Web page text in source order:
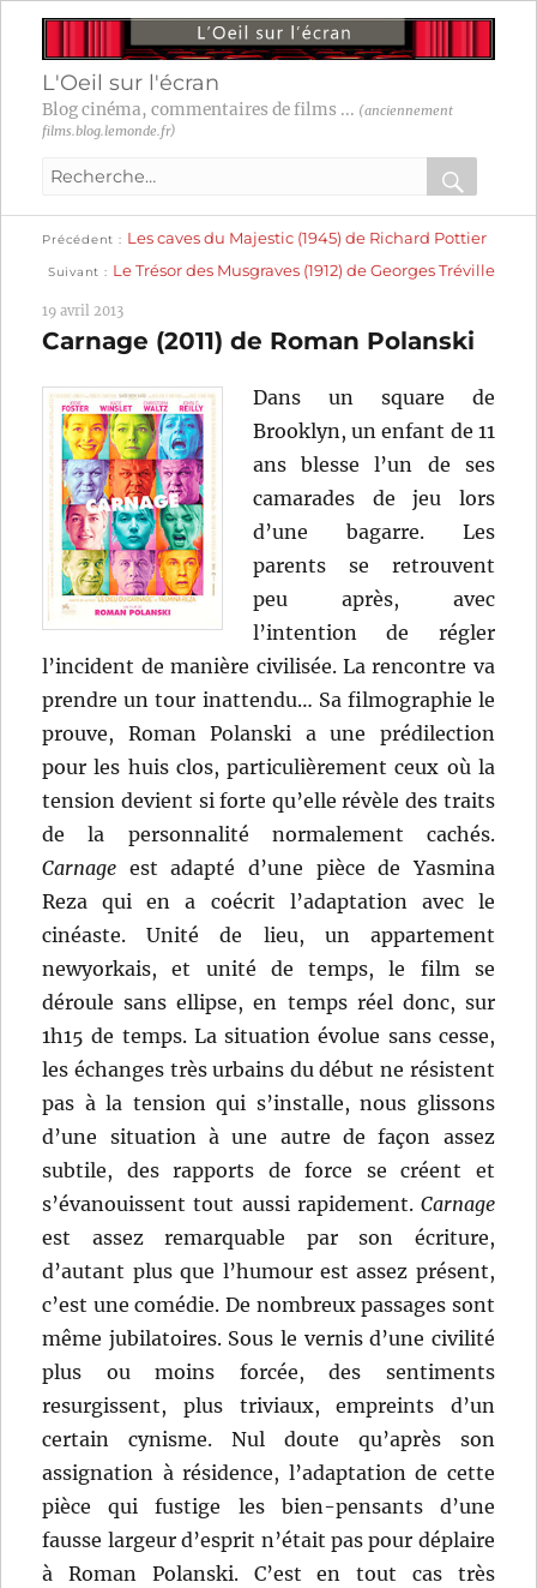
L'Oeil sur l'écran
Blog cinéma, commentaires de films ... (anciennement
films.blog.lemonde.fr)
Recherche
:
OK
Navigation
l’article
Précédent
précédente :
Les caves du Majestic (1945) de Richard Pottier
Suivant
suivante :
Le Trésor des Musgraves (1912) de Georges Tréville
19 avril 2013
Carnage (2011) de Roman Polanski
Dans un square de
Brooklyn, un enfant de 11
ans blesse l’un de ses
camarades de jeu lors
d’une bagarre. Les
parents se retrouvent
peu après, avec
l’intention de régler
l’incident de manière civilisée. La rencontre va
prendre un tour inattendu… Sa filmographie le
prouve, Roman Polanski a une prédilection
pour les huis clos, particulièrement ceux où la
tension devient si forte qu’elle révèle des traits
de la personnalité normalement cachés.
Carnage est adapté d’une pièce de Yasmina
Reza qui en a coécrit l’adaptation avec le
cinéaste. Unité de lieu, un appartement
newyorkais, et unité de temps, le film se
déroule sans ellipse, en temps réel donc, sur
1h15 de temps. La situation évolue sans cesse,
les échanges très urbains du début ne résistent
pas à la tension qui s’installe, nous glissons
d’une situation à une autre de façon assez
subtile, des rapports de force se créent et
s’évanouissent tout aussi rapidement. Carnage
est assez remarquable par son écriture,
d’autant plus que l’humour est assez présent,
c’est une comédie. De nombreux passages sont
même jubilatoires. Sous le vernis d’une civilité
plus ou moins forcée, des sentiments
resurgissent, plus triviaux, empreints d’un
certain cynisme. Nul doute qu’après son
assignation à résidence, l’adaptation de cette
pièce qui fustige les bien-pensants d’une
fausse largeur d’esprit n’était pas pour déplaire
à Roman Polanski. C’est en tout cas très